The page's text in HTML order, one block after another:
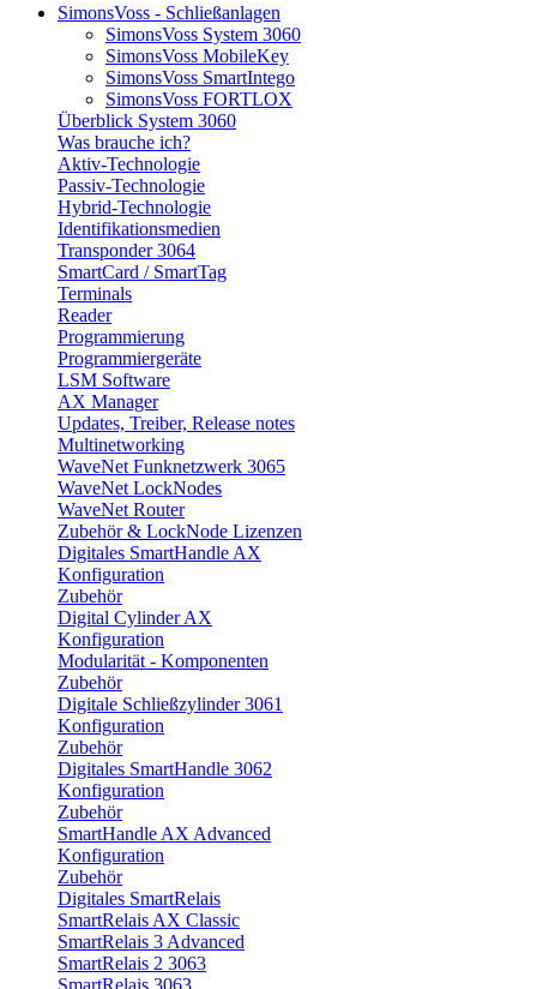
SimonsVoss - Schließanlagen
SimonsVoss System 3060
SimonsVoss MobileKey
SimonsVoss SmartIntego
SimonsVoss FORTLOX
Überblick System 3060
Was brauche ich?
Aktiv-Technologie
Passiv-Technologie
Hybrid-Technologie
Identifikationsmedien
Transponder 3064
SmartCard / SmartTag
Terminals
Reader
Programmierung
Programmiergeräte
LSM Software
AX Manager
Updates, Treiber, Release notes
Multinetworking
WaveNet Funknetzwerk 3065
WaveNet LockNodes
WaveNet Router
Zubehör & LockNode Lizenzen
Digitales SmartHandle AX
Konfiguration
Zubehör
Digital Cylinder AX
Konfiguration
Modularität - Komponenten
Zubehör
Digitale Schließzylinder 3061
Konfiguration
Zubehör
Digitales SmartHandle 3062
Konfiguration
Zubehör
SmartHandle AX Advanced
Konfiguration
Zubehör
Digitales SmartRelais
SmartRelais AX Classic
SmartRelais 3 Advanced
SmartRelais 2 3063
SmartRelais 3063